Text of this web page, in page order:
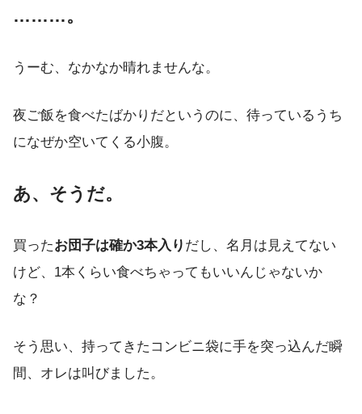
………。
うーむ、なかなか晴れませんな。
夜ご飯を食べたばかりだというのに、待っているうち
になぜか空いてくる小腹。
あ、そうだ。
買ったお団子は確か3本入り だし、名月は見えてない
けど、1本くらい食べちゃってもいいんじゃないか
な？
そう思い、持ってきたコンビニ袋に手を突っ込んだ瞬
間、オレは叫びました。